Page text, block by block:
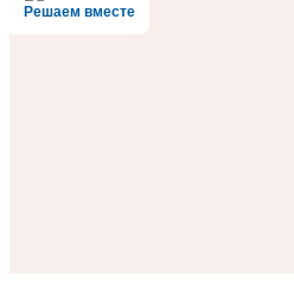
Решаем вместе